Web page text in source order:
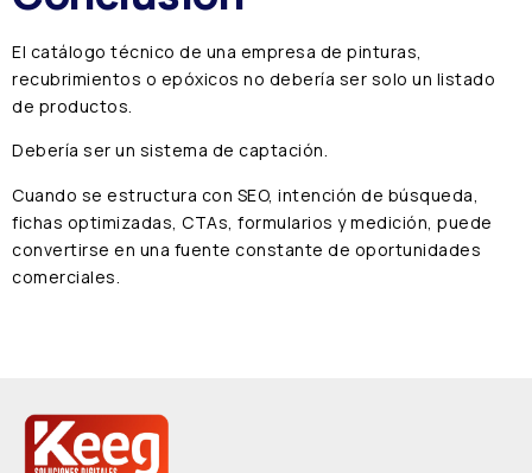
El catálogo técnico de una empresa de pinturas,
recubrimientos o epóxicos no debería ser solo un listado
de productos.
Debería ser un sistema de captación.
Cuando se estructura con SEO, intención de búsqueda,
fichas optimizadas, CTAs, formularios y medición, puede
convertirse en una fuente constante de oportunidades
comerciales.